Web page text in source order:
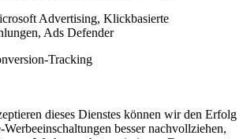
Advertising, Klickbasierte
Ads Defender
Tracking
dieses Dienstes können wir den Erfolg
besser nachvollziehen,